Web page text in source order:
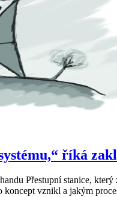
říká
Přestupní stanice,
vznikl a jakým